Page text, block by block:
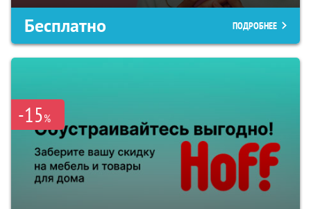
Бесплатно ПОДРОБНЕЕ
-15%